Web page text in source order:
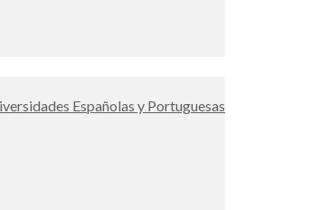
Españolas y Portuguesas